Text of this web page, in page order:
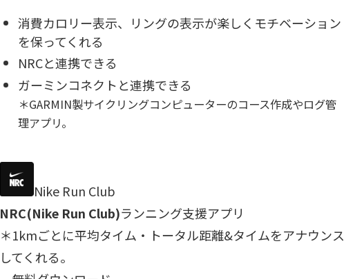
消費カロリー表示、リングの表示が楽しくモチベーション
を保ってくれる
NRCと連携できる
ガーミンコネクトと連携できる
＊GARMIN製サイクリングコンピューターのコース作成やログ管
理アプリ。
Nike Run Club
NRC(Nike Run Club)ランニング支援アプリ
＊1kmごとに平均タイム・トータル距離&タイムをアナウンス
してくれる。